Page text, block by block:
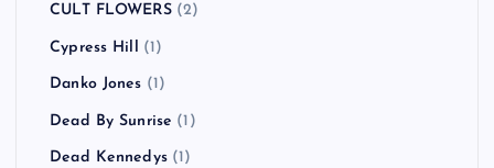
CULT FLOWERS(2)
Cypress Hill (1)
Danko Jones (1)
Dead By Sunrise (1)
Dead Kennedys(1)